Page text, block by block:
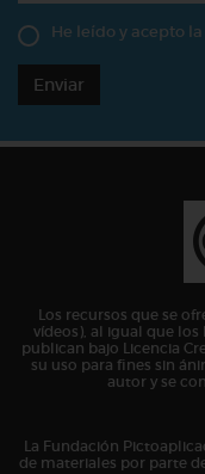
He leído y acepto la
Enviar
Los recursos que se
vídeos), al igual que los
publican bajo Licencia
su uso para fines sin
autor y se
La Fundación
de materiales por parte